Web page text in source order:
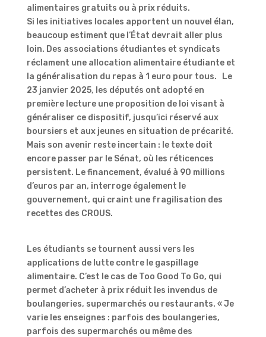
alimentaires gratuits ou à prix réduits.
Si les initiatives locales apportent un nouvel élan,
beaucoup estiment que l’État devrait aller plus
loin. Des associations étudiantes et syndicats
réclament une allocation alimentaire étudiante et
la généralisation du repas à 1 euro pour tous. Le
23 janvier 2025, les députés ont adopté en
première lecture une proposition de loi visant à
généraliser ce dispositif, jusqu’ici réservé aux
boursiers et aux jeunes en situation de précarité.
Mais son avenir reste incertain : le texte doit
encore passer par le Sénat, où les réticences
persistent. Le financement, évalué à 90 millions
d’euros par an, interroge également le
gouvernement, qui craint une fragilisation des
recettes des CROUS.
Les étudiants se tournent aussi vers les
applications de lutte contre le gaspillage
alimentaire. C’est le cas de Too Good To Go, qui
permet d’acheter à prix réduit les invendus de
boulangeries, supermarchés ou restaurants. « Je
varie les enseignes : parfois des boulangeries,
parfois des supermarchés ou même des